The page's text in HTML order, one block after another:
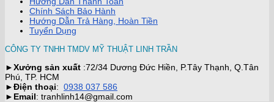
Chính Sách Bảo Hành
Hướng Dẫn Trả Hàng, Hoàn Tiền
Tuyển Dụng
CÔNG TY TNHH TMDV MỸ THUẬT LINH TRẦN
►Xưởng sản xuất :72/34 Dương Đức Hiền, P.Tây Thạnh, Q.Tân
Phú, TP. HCM
►Điện thoại: 0938 037 586
► Email: tranhlinh14@gmail.com